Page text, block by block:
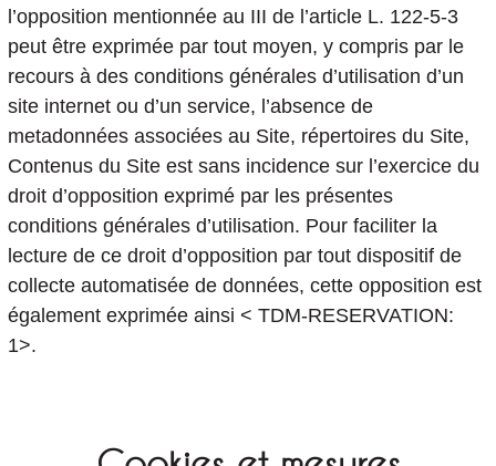
l’opposition mentionnée au III de l’article L. 122-5-3
peut être exprimée par tout moyen, y compris par le
recours à des conditions générales d’utilisation d’un
site internet ou d’un service, l’absence de
metadonnées associées au Site, répertoires du Site,
Contenus du Site est sans incidence sur l’exercice du
droit d’opposition exprimé par les présentes
conditions générales d’utilisation. Pour faciliter la
lecture de ce droit d’opposition par tout dispositif de
collecte automatisée de données, cette opposition est
également exprimée ainsi < TDM-RESERVATION:
1>.